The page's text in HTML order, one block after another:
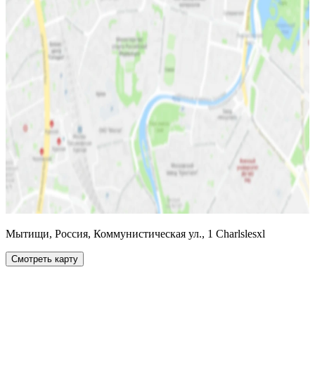
Мытищи, Россия, Коммунистическая ул., 1 Charlslesxl
Смотреть карту